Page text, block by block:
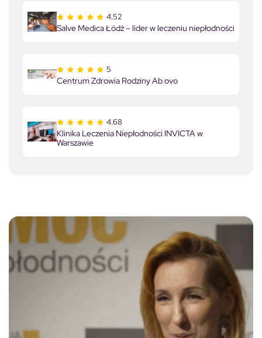
4.52
Salve Medica Łódź – lider w leczeniu niepłodności
5
Centrum Zdrowia Rodziny Ab ovo
4.68
Klinika Leczenia Niepłodności INVICTA w
Warszawie